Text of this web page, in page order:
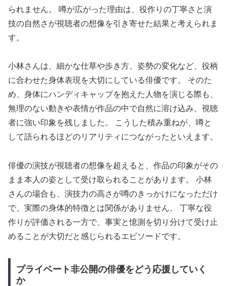
られません。 噂が広がった理由は、役作りの丁寧さと演
技の自然さが視聴者の想像を引き寄せた結果と考えられま
す。
小林さんは、細かな仕草や歩き方、姿勢の変化など、役柄
に合わせた身体表現を大切にしている俳優です。 そのた
め、身体にハンディキャップを抱えた人物を演じる際も、
無理のない動きや表情が作品の中で自然に溶け込み、視聴
者に強い印象を残しました。 こうした積み重ねが、噂と
して語られるほどのリアリティにつながったといえます。
俳優の演技が視聴者の想像を超えると、作品の印象がその
まま本人の姿として受け取られることがあります。 小林
さんの場合も、演技力の高さが噂のきっかけになっただけ
で、実際の身体的特徴とは関係がありません。 丁寧な役
作りが評価される一方で、事実と憶測を切り分けて受け止
めることが大切だと感じられるエピソードです。
プライベート非公開の俳優をどう応援していく
か